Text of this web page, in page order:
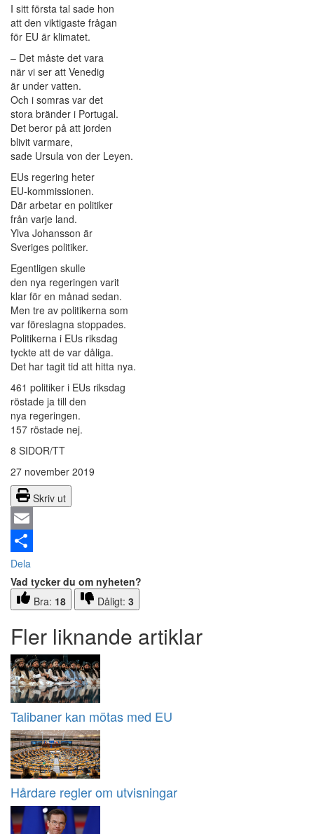
I sitt första tal sade hon
att den viktigaste frågan
för EU är klimatet.
– Det måste det vara
när vi ser att Venedig
är under vatten.
Och i somras var det
stora bränder i Portugal.
Det beror på att jorden
blivit varmare,
sade Ursula von der Leyen.
EUs regering heter
EU-kommissionen.
Där arbetar en politiker
från varje land.
Ylva Johansson är
Sveriges politiker.
Egentligen skulle
den nya regeringen varit
klar för en månad sedan.
Men tre av politikerna som
var föreslagna stoppades.
Politikerna i EUs riksdag
tyckte att de var dåliga.
Det har tagit tid att hitta nya.
461 politiker i EUs riksdag
röstade ja till den
nya regeringen.
157 röstade nej.
8 SIDOR/TT
27 november 2019
Skriv ut
Email
Dela
Vad tycker du om nyheten?
Bra: 18 Dåligt: 3
Fler liknande artiklar
Talibaner kan mötas med EU
Hårdare regler om utvisningar